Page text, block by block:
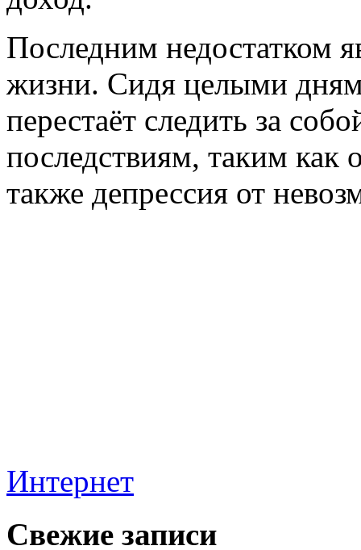
Последним недостатком
жизни. Сидя целыми
перестаёт следить за
последствиям, таким как
также депрессия от
Интернет
Свежие записи